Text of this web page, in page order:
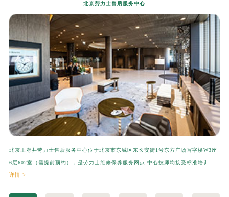
北京劳力士售后服务中心
北京王府井劳力士售后服务中心位于北京市东城区东长安街1号东方广场写字楼W3座
6层602室（需提前预约），是劳力士维修保养服务网点,中心技师均接受标准培训....
详情 >